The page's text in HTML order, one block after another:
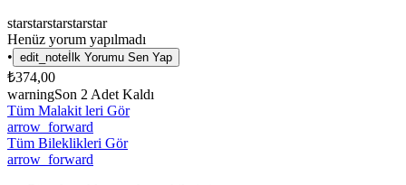
starstarstarstarstar
Henüz yorum yapılmadı
• edit_note İlk Yorumu Sen Yap
₺374,00
warningSon 2 Adet Kaldı
Tüm Malakit leri Gör
arrow_forward
Tüm Bileklikleri Gör
arrow_forward